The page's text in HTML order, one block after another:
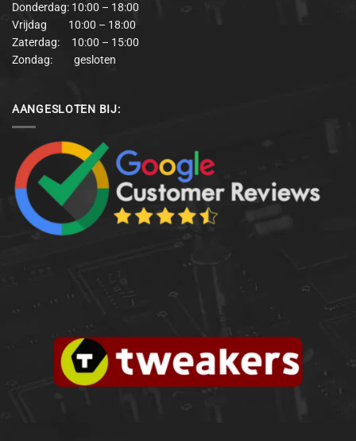
Donderdag: 10:00 – 18:00
Vrijdag 10:00 – 18:00
Zaterdag: 10:00 – 15:00
Zondag: gesloten
AANGESLOTEN BIJ: